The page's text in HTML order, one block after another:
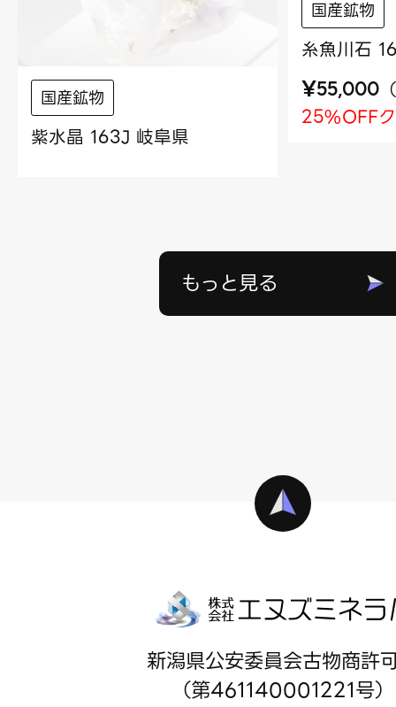
国産鉱物
紫水晶 163J 岐阜県
国産鉱物
糸魚川石
¥55,000 （
25%OFF
もっと見る
新潟県公安委員会古物商許
（第461140001221号）